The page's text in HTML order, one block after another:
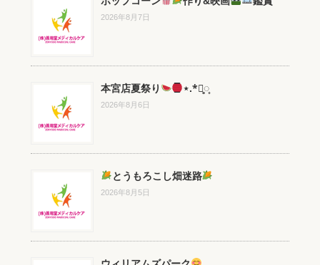
2026年8月7日
本宮店夏祭り ⋆.*⃝̥◌̥
2026年8月6日
とうもろこし畑迷路
2026年8月5日